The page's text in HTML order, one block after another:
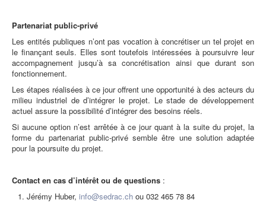
Partenariat public-privé
Les entités publiques n’ont pas vocation à concrétiser un tel projet en
le finançant seuls. Elles sont toutefois intéressées à poursuivre leur
accompagnement jusqu’à sa concrétisation ainsi que durant son
fonctionnement.
Les étapes réalisées à ce jour offrent une opportunité à des acteurs du
milieu industriel de d’intégrer le projet. Le stade de développement
actuel assure la possibilité d’intégrer des besoins réels.
Si aucune option n’est arrêtée à ce jour quant à la suite du projet, la
forme du partenariat public-privé semble être une solution adaptée
pour la poursuite du projet.
Contact en cas d’intérêt ou de questions :
Jérémy Huber, info@sedrac.ch ou 032 465 78 84